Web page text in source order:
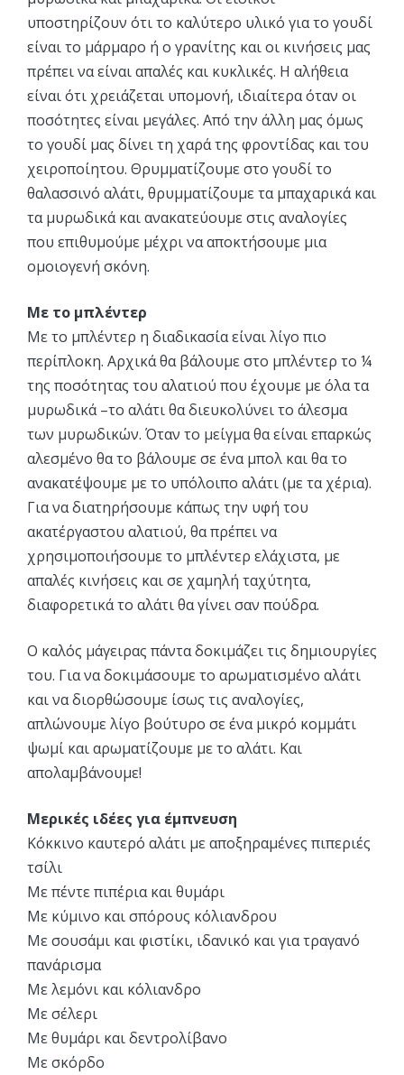
υποστηρίζουν ότι το καλύτερο υλικό για το γουδί
είναι το μάρμαρο ή ο γρανίτης και οι κινήσεις μας
πρέπει να είναι απαλές και κυκλικές. Η αλήθεια
είναι ότι χρειάζεται υπομονή, ιδιαίτερα όταν οι
ποσότητες είναι μεγάλες. Από την άλλη μας όμως
το γουδί μας δίνει τη χαρά της φροντίδας και του
χειροποίητου. Θρυμματίζουμε στο γουδί το
θαλασσινό αλάτι, θρυμματίζουμε τα μπαχαρικά και
τα μυρωδικά και ανακατεύουμε στις αναλογίες
που επιθυμούμε μέχρι να αποκτήσουμε μια
ομοιογενή σκόνη.
Με το μπλέντερ
Με το μπλέντερ η διαδικασία είναι λίγο πιο
περίπλοκη. Αρχικά θα βάλουμε στο μπλέντερ το ¼
της ποσότητας του αλατιού που έχουμε με όλα τα
μυρωδικά –το αλάτι θα διευκολύνει το άλεσμα
των μυρωδικών. Όταν το μείγμα θα είναι επαρκώς
αλεσμένο θα το βάλουμε σε ένα μπολ και θα το
ανακατέψουμε με το υπόλοιπο αλάτι (με τα χέρια).
Για να διατηρήσουμε κάπως την υφή του
ακατέργαστου αλατιού, θα πρέπει να
χρησιμοποιήσουμε το μπλέντερ ελάχιστα, με
απαλές κινήσεις και σε χαμηλή ταχύτητα,
διαφορετικά το αλάτι θα γίνει σαν πούδρα.
Ο καλός μάγειρας πάντα δοκιμάζει τις δημιουργίες
του. Για να δοκιμάσουμε το αρωματισμένο αλάτι
και να διορθώσουμε ίσως τις αναλογίες,
απλώνουμε λίγο βούτυρο σε ένα μικρό κομμάτι
ψωμί και αρωματίζουμε με το αλάτι. Και
απολαμβάνουμε!
Μερικές ιδέες για έμπνευση
Κόκκινο καυτερό αλάτι με αποξηραμένες πιπεριές
τσίλι
Με πέντε πιπέρια και θυμάρι
Με κύμινο και σπόρους κόλιανδρου
Με σουσάμι και φιστίκι, ιδανικό και για τραγανό
πανάρισμα
Με λεμόνι και κόλιανδρο
Με σέλερι
Με θυμάρι και δεντρολίβανο
Με σκόρδο